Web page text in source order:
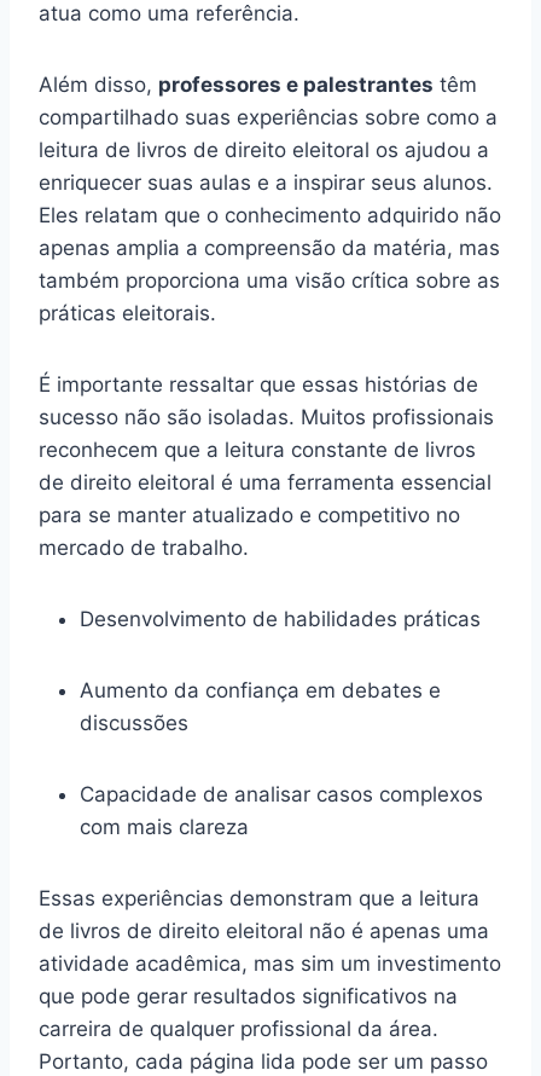
atua como uma referência.
Além disso, professores e palestrantes têm
compartilhado suas experiências sobre como a
leitura de livros de direito eleitoral os ajudou a
enriquecer suas aulas e a inspirar seus alunos.
Eles relatam que o conhecimento adquirido não
apenas amplia a compreensão da matéria, mas
também proporciona uma visão crítica sobre as
práticas eleitorais.
É importante ressaltar que essas histórias de
sucesso não são isoladas. Muitos profissionais
reconhecem que a leitura constante de livros
de direito eleitoral é uma ferramenta essencial
para se manter atualizado e competitivo no
mercado de trabalho.
Desenvolvimento de habilidades práticas
Aumento da confiança em debates e
discussões
Capacidade de analisar casos complexos
com mais clareza
Essas experiências demonstram que a leitura
de livros de direito eleitoral não é apenas uma
atividade acadêmica, mas sim um investimento
que pode gerar resultados significativos na
carreira de qualquer profissional da área.
Portanto, cada página lida pode ser um passo